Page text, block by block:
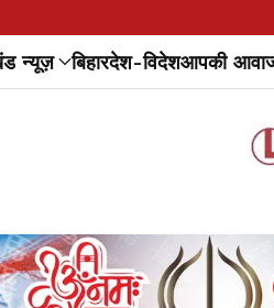
न्यूज़ बिहारदेश-विदेशआपकी